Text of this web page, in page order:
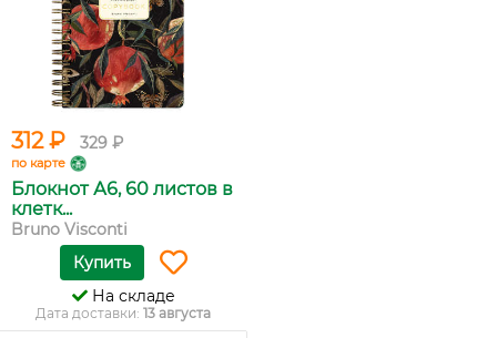
312 ₽ 329 ₽
по карте
Блокнот А6, 60 листов в
клетк...
Bruno Visconti
Купить
На складе
Дата доставки: 13 августа